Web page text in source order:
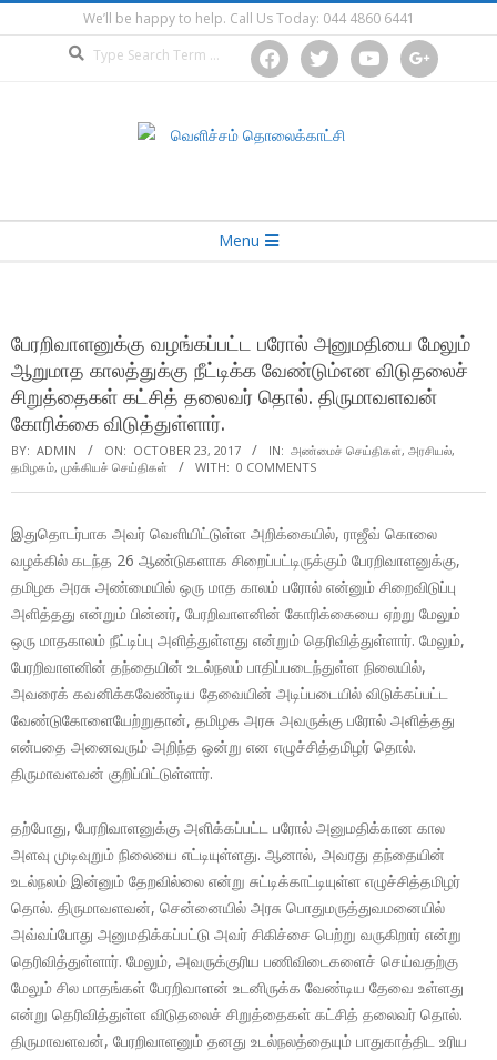
to
We’ll be happy to help. Call Us Today: 044 4860 6441
facebooktwitter youtube google
Menu
பேரறிவாளனுக்கு வழங்கப்பட்ட பரோல் அனுமதியை மேலும்
ஆறுமாத காலத்துக்கு நீட்டிக்க வேண்டும்என விடுதலைச்
சிறுத்தைகள் கட்சித் தலைவர் தொல். திருமாவளவன்
கோரிக்கை விடுத்துள்ளார்.
BY: ADMIN ON: OCTOBER 23, 2017 IN: அண்மைச் செய்திகள், அரசியல்,
தமிழகம், முக்கியச் செய்திகள் WITH: 0 COMMENTS
இதுதொடர்பாக அவர் வெளியிட்டுள்ள அறிக்கையில், ராஜீவ் கொலை
வழக்கில் கடந்த 26 ஆண்டுகளாக சிறைப்பட்டிருக்கும் பேரறிவாளனுக்கு,
தமிழக அரசு அண்மையில் ஒரு மாத காலம் பரோல் என்னும் சிறைவிடுப்பு
அளித்தது என்றும் பின்னர், பேரறிவாளனின் கோரிக்கையை ஏற்று மேலும்
ஒரு மாதகாலம் நீட்டிப்பு அளித்துள்ளது என்றும் தெரிவித்துள்ளார். மேலும்,
பேரறிவாளனின் தந்தையின் உடல்நலம் பாதிப்படைந்துள்ள நிலையில்,
அவரைக் கவனிக்கவேண்டிய தேவையின் அடிப்படையில் விடுக்கப்பட்ட
வேண்டுகோளையேற்றுதான், தமிழக அரசு அவருக்கு பரோல் அளித்தது
என்பதை அனைவரும் அறிந்த ஒன்று என எழுச்சித்தமிழர் தொல்.
திருமாவளவன் குறிப்பிட்டுள்ளார்.
தற்போது, பேரறிவாளனுக்கு அளிக்கப்பட்ட பரோல் அனுமதிக்கான கால
அளவு முடிவுறும் நிலையை எட்டியுள்ளது. ஆனால், அவரது தந்தையின்
உடல்நலம் இன்னும் தேறவில்லை என்று சுட்டிக்காட்டியுள்ள எழுச்சித்தமிழர்
தொல். திருமாவளவன், சென்னையில் அரசு பொதுமருத்துவமனையில்
அவ்வப்போது அனுமதிக்கப்பட்டு அவர் சிகிச்சை பெற்று வருகிறார் என்று
தெரிவித்துள்ளார். மேலும், அவருக்குரிய பணிவிடைகளைச் செய்வதற்கு
மேலும் சில மாதங்கள் பேரறிவாளன் உடனிருக்க வேண்டிய தேவை உள்ளது
என்று தெரிவித்துள்ள விடுதலைச் சிறுத்தைகள் கட்சித் தலைவர் தொல்.
திருமாவளவன், பேரறிவாளனும் தனது உடல்நலத்தையும் பாதுகாத்திட உரிய